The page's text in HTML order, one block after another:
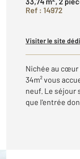
Ref : 14972
Visiter le site
Nichée au cœur
34m² vous
neuf. Le séjour
que l'entrée